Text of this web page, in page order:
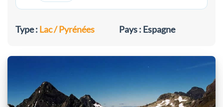
Type : Lac / Pyrénées Pays : Espagne